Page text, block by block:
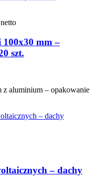
mm –
szt.
aluminium – opakowanie
– dachy